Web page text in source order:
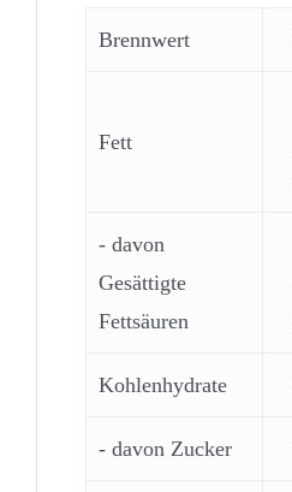
Brennwert
Fett
- davon
Gesättigte
Fettsäuren
Kohlenhydrate
- davon Zucker